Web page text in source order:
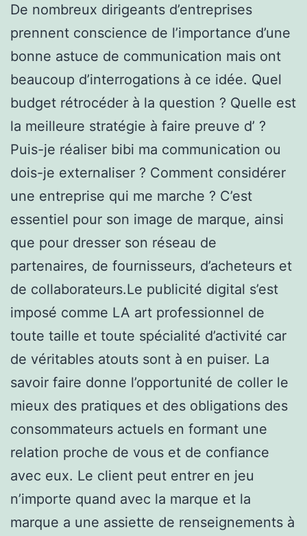
De nombreux dirigeants d’entreprises
prennent conscience de l’importance d’une
bonne astuce de communication mais ont
beaucoup d’interrogations à ce idée. Quel
budget rétrocéder à la question ? Quelle est
la meilleure stratégie à faire preuve d’ ?
Puis-je réaliser bibi ma communication ou
dois-je externaliser ? Comment considérer
une entreprise qui me marche ? C’est
essentiel pour son image de marque, ainsi
que pour dresser son réseau de
partenaires, de fournisseurs, d’acheteurs et
de collaborateurs.Le publicité digital s’est
imposé comme LA art professionnel de
toute taille et toute spécialité d’activité car
de véritables atouts sont à en puiser. La
savoir faire donne l’opportunité de coller le
mieux des pratiques et des obligations des
consommateurs actuels en formant une
relation proche de vous et de confiance
avec eux. Le client peut entrer en jeu
n’importe quand avec la marque et la
marque a une assiette de renseignements à